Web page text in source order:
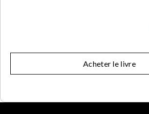
Acheter le livre